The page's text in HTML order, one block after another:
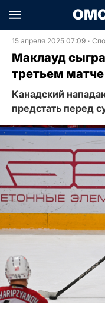
15 апреля 2025 07:09 ·
Маклауд
третьем
Канадский
предстать перед